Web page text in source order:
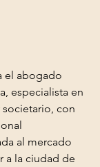
el abogado
especialista en
con
al mercado
a la ciudad de